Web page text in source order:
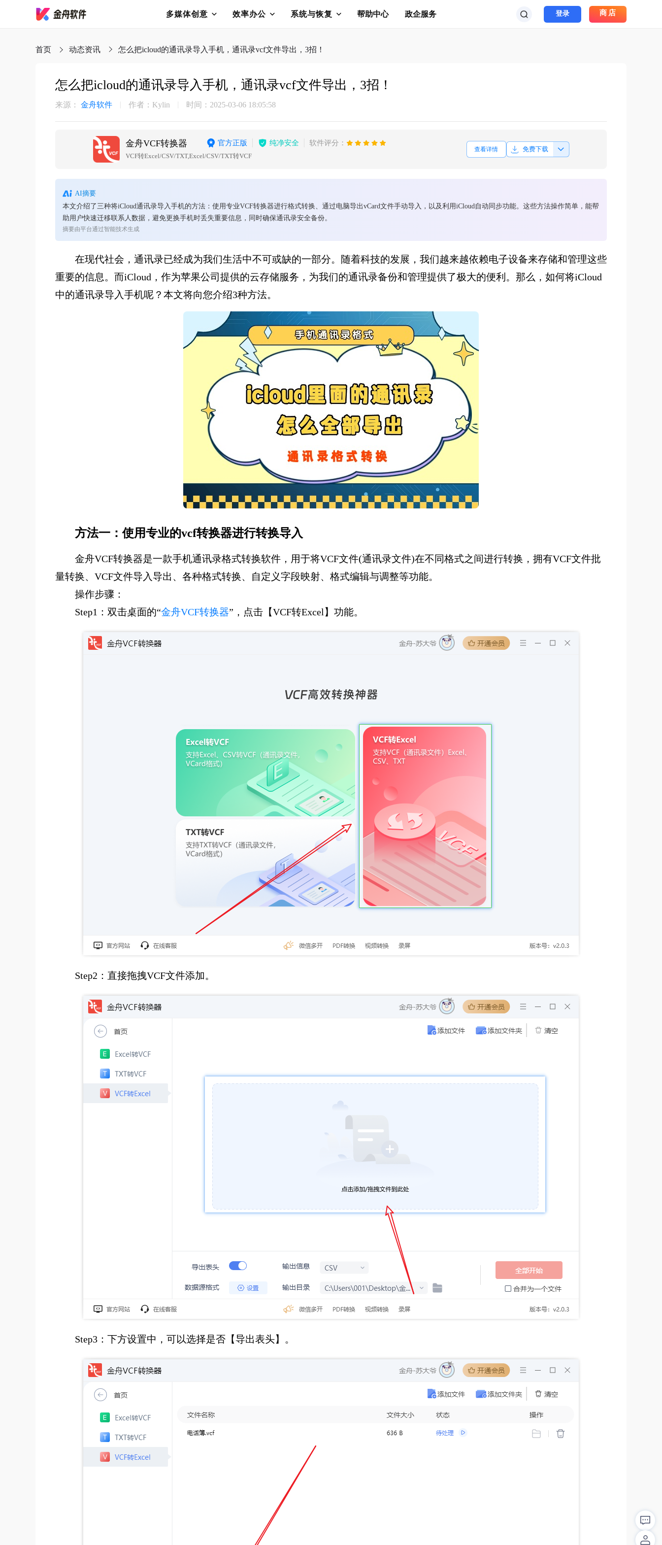
多媒体创意 效率办公 系统与恢复 帮助中心 政企服务 登录 商店
首页 动态资讯 怎么把icloud的通讯录导入手机，通讯录vcf文件导出，3招！
怎么把icloud的通讯录导入手机，通讯录vcf文件导出，3招！
来源： 金舟软件 作者：Kylin 时间：2025-03-06 18:05:58
金舟VCF转换器 官方正版 纯净安全 软件评分：
VCF转Excel/CSV/TXT,Excel/CSV/TXT转VCF
查看详情 免费下载
AI摘要
本文介绍了三种将iCloud通讯录导入手机的方法：使用专业VCF转换器进行格式转换、通过电脑导出vCard文件手动导入，以及利用iCloud自动同步功能。这些方法操作简单，能帮
助用户快速迁移联系人数据，避免更换手机时丢失重要信息，同时确保通讯录安全备份。
摘要由平台通过智能技术生成
在现代社会，通讯录已经成为我们生活中不可或缺的一部分。随着科技的发展，我们越来越依赖电子设备来存储和管理这些
重要的信息。而iCloud，作为苹果公司提供的云存储服务，为我们的通讯录备份和管理提供了极大的便利。那么，如何将iCloud
中的通讯录导入手机呢？本文将向您介绍3种方法。
方法一：使用专业的vcf转换器进行转换导入
金舟VCF转换器是一款手机通讯录格式转换软件，用于将VCF文件(通讯录文件)在不同格式之间进行转换，拥有VCF文件批
量转换、VCF文件导入导出、各种格式转换、自定义字段映射、格式编辑与调整等功能。
操作步骤：
Step1：双击桌面的“金舟VCF转换器”，点击【VCF转Excel】功能。
Step2：直接拖拽VCF文件添加。
Step3：下方设置中，可以选择是否【导出表头】。